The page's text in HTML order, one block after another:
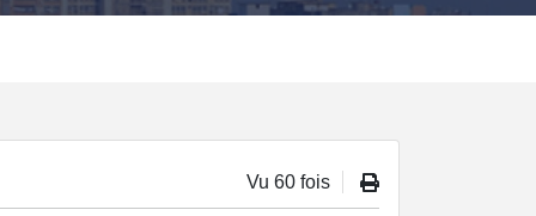
Vu 60 fois